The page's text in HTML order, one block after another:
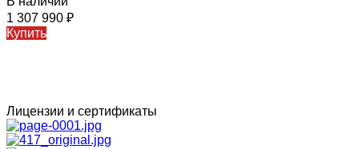
1 307 990 ₽
Купить
Лицензии и сертификаты